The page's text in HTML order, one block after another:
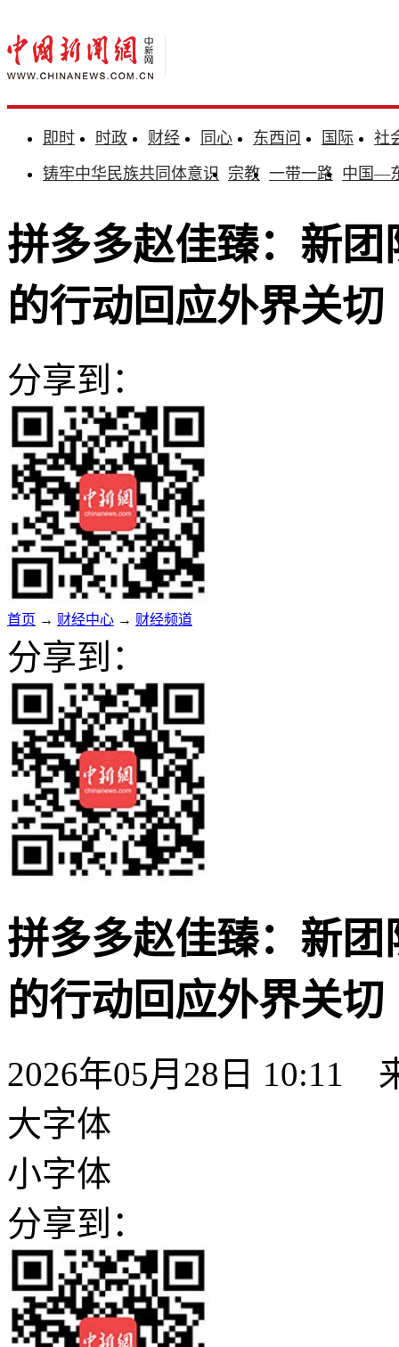
即时 时政 财经 同心 东西问 国际
社
铸牢中华民族共同体意识 宗教 一带一路 中国—
拼多多赵佳臻：新
的行动回应外界关切
分享到：
首页 → 财经中心 → 财经频道
分享到：
拼多多赵佳臻：新
的行动回应外界关切
2026年05月28日 10:11
大字体
小字体
分享到：